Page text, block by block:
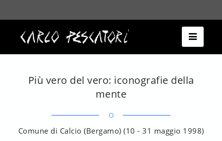
Espandi
la
barra
Più vero del vero: iconografie della
mente
o
Comune di Calcio (Bergamo) (10 - 31 maggio 1998)